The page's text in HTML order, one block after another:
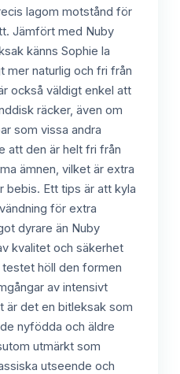
lagom motstånd för
Jämfört med Nuby
känns Sophie la
mer naturlig och fri från
också väldigt enkel att
räcker, även om
som vissa andra
att den är helt fri från
ämnen, vilket är extra
Ett tips är att kyla
för extra
dyrare än Nuby
kvalitet och säkerhet
höll den formen
av intensivt
är det en bitleksak som
nyfödda och äldre
utmärkt som
utseende och